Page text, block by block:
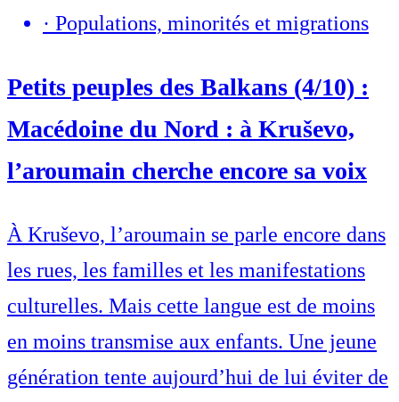
· Populations, minorités et migrations
Petits peuples des Balkans (4/10) :
Macédoine du Nord : à Kruševo,
l’aroumain cherche encore sa voix
À Kruševo, l’aroumain se parle encore dans
les rues, les familles et les manifestations
culturelles. Mais cette langue est de moins
en moins transmise aux enfants. Une jeune
génération tente aujourd’hui de lui éviter de